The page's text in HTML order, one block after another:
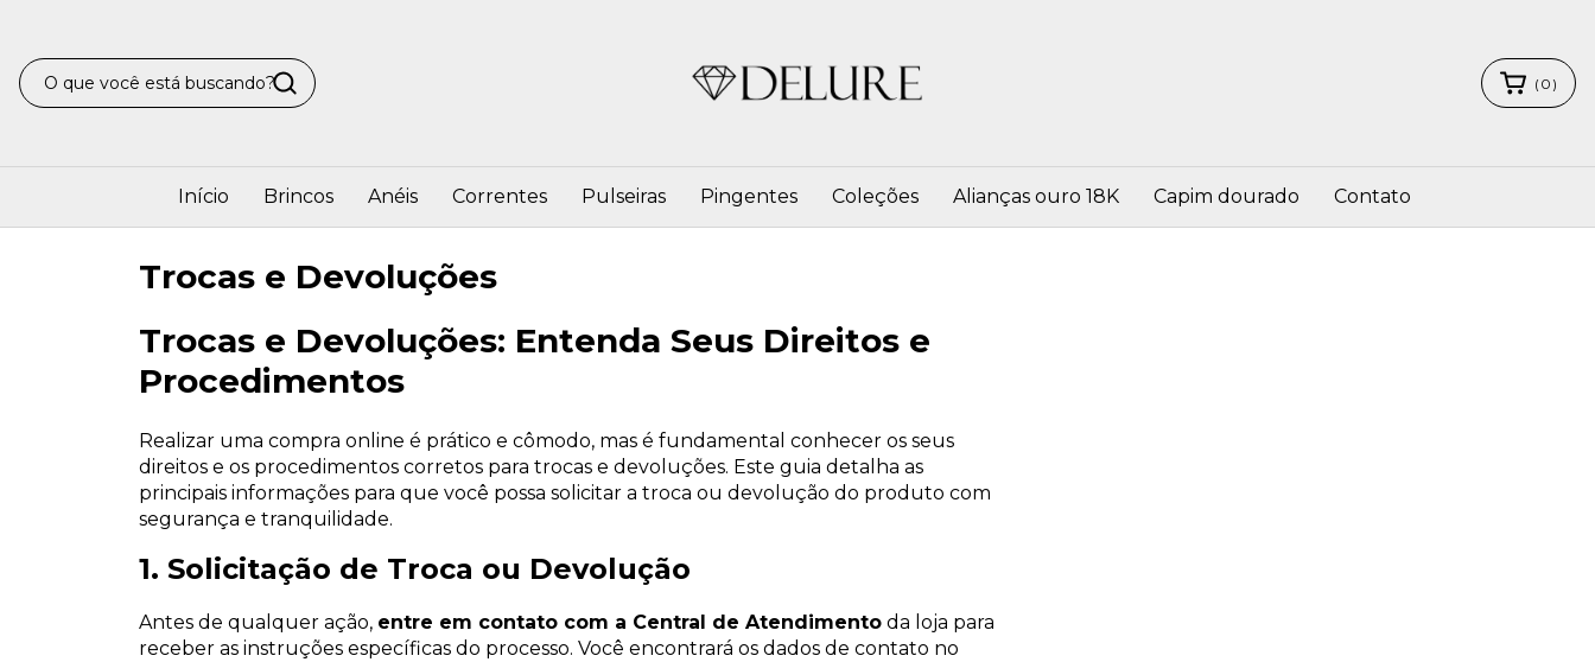
( 0 )
Início Brincos Anéis Correntes Pulseiras Pingentes Coleções Alianças ouro 18K Capim dourado Contato
Trocas e Devoluções
Trocas e Devoluções: Entenda Seus Direitos e
Procedimentos
Realizar uma compra online é prático e cômodo, mas é fundamental conhecer os seus
direitos e os procedimentos corretos para trocas e devoluções. Este guia detalha as
principais informações para que você possa solicitar a troca ou devolução do produto com
segurança e tranquilidade.
1. Solicitação de Troca ou Devolução
Antes de qualquer ação, entre em contato com a Central de Atendimento da loja para
receber as instruções específicas do processo. Você encontrará os dados de contato no